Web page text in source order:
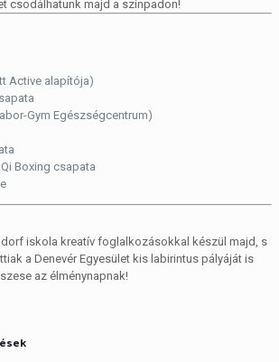
csodálhatunk majd a színpadon!
Active alapítója)
Gym Egészségcentrum)
Boxing csapata
iskola kreatív foglalkozásokkal készül majd, s
a Denevér Egyesület kis labirintus pályáját is
az élménynapnak!